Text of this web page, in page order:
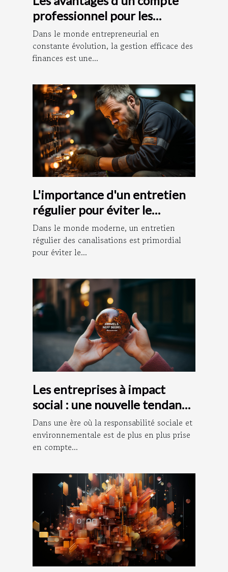
professionnel pour les
entrepreneurs
Dans le monde entrepreneurial en
constante évolution, la gestion efficace des
finances est une...
L'importance d'un entretien
régulier pour éviter le
débouchage des canalisations
Dans le monde moderne, un entretien
régulier des canalisations est primordial
pour éviter le...
Les entreprises à impact
social : une nouvelle tendance
dans le monde des affaires
Dans une ère où la responsabilité sociale et
environnementale est de plus en plus prise
en compte...